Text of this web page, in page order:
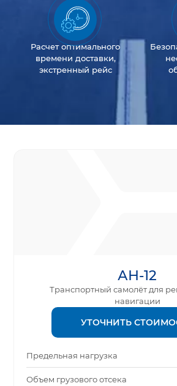
Расчет оптимального
времени доставки,
экстренный рейс
АН-12
Транспортный самолёт для
навигации
УТОЧНИТЬ
Предельная нагрузка
Объем грузового отсека